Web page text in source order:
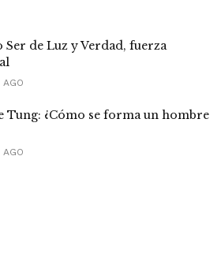
Ser de Luz y Verdad, fuerza
Tung: ¿Cómo se forma un hombre